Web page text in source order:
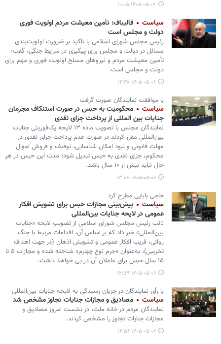
۱۴۰۵-۰۵-۰۷ ۱۰:۰۵
سیاست
قالیباف: تأمین معیشت مردم اولویت فوری
دولت و مجلس است
رئیس مجلس شورای اسلامی با تأکید بر ضرورت اولویت‌بندی
مسائل در دولت و مجلس برای پیگیری در شرایط جنگی، گفت:
تأمین معیشت مردم و نیروهای مسلح اولویت فوری و مهم برای
دولت و مجلس است.
۱۴۰۵-۰۵-۰۶ ۱۴:۴۸
با موافقت نمایندگان صورت گرفت
سیاست
محکومیت به حبس در صورت استنکاف مجرمان
جنایات بین المللی از پرداخت جزای نقدی
نمایندگان مجلس با تصویب ماده ۱۳ لایحه یک‌فوریتی جنایات
بین‌المللی مقرر کردند در صورت عدم پرداخت جزای نقدی در
مهلت قانونی و نبود امکان شناسایی، توقیف و فروش اموال
محکوم، جزای نقدی به حبس تبدیل شود؛ مدت این حبس در هر
حال نباید بیش از ۱۰ سال باشد.
۱۴۰۵-۰۵-۰۶ ۱۳:۰۸
حاجی بابایی مطرح کرد
سیاست
پیش‌بینی مجازات حبس برای تشویش افکار
عمومی در لایحه جنایات بین‌المللی
نائب رئیس مجلس شورای اسلامی از تصویب لایحه «جنایات
بین‌المللی» خبر داد که بر اساس آن، اقدامات مرتبط با جنگ
روانی، فریب افکار عمومی و تشویش اذهان (در جهت اهداف
تخریبی)، به‌عنوان «جرم نوع چهارم» شناخته شده و مجازات ۵ تا
۱۵ سال حبس برای عاملان آن در پی خواهد داشت.
۱۴۰۵-۰۵-۰۶ ۱۲:۵۹
با رأی نمایندگان در جریان رسیدگی به لایحه جنایات بین‌المللی
سیاست مصادیق و مجازات جنایات تجاوز مشخص شد
نمایندگان مردم در خانه ملت، در نشست امروز مصادیق و
مجازات جنایات تجاوز را مشخص کردند.
۱۴۰۵-۰۵-۰۶ ۱۲:۵۶